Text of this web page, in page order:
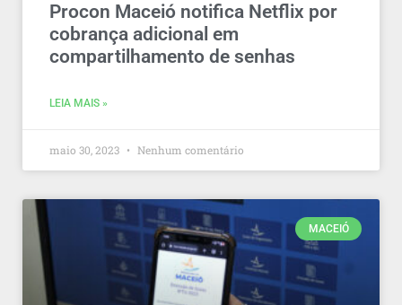
Procon Maceió notifica Netflix por
cobrança adicional em
compartilhamento de senhas
LEIA MAIS »
maio 30, 2023 Nenhum comentário
MACEIÓ